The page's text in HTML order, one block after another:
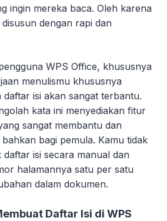
ingin mereka baca. Oleh karena
dengan rapi dan
WPS Office, khususnya
menulismu khususnya
isi akan sangat terbantu.
kata ini menyediakan fitur
sangat membantu dan
bagi pemula. Kamu tidak
daftar isi secara manual dan
halamannya satu per satu
dalam dokumen.
Daftar Isi di WPS